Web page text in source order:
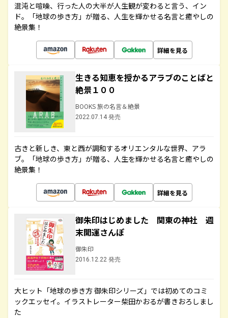
混沌と喧噪、行った人の大半が人生観が変わると言う、イン
ド。「地球の歩き方」が贈る、人生を輝かせる名言と癒やしの
絶景集！
詳細を見る
生きる知恵を授かるアラブのことばと
絶景１００
BOOKS 旅の名言＆絶景
2022.07.14 発売
古きと新しき、東と西が調和するオリエンタルな世界、アラ
ブ。「地球の歩き方」が贈る、人生を輝かせる名言と癒やしの
絶景集！
詳細を見る
御朱印はじめました 関東の神社 週
末開運さんぽ
御朱印
2016.12.22 発売
大ヒット「地球の歩き方 御朱印シリーズ」では初めてのコミ
ックエッセイ。イラストレーター柴田かおるが書きおろしまし
た